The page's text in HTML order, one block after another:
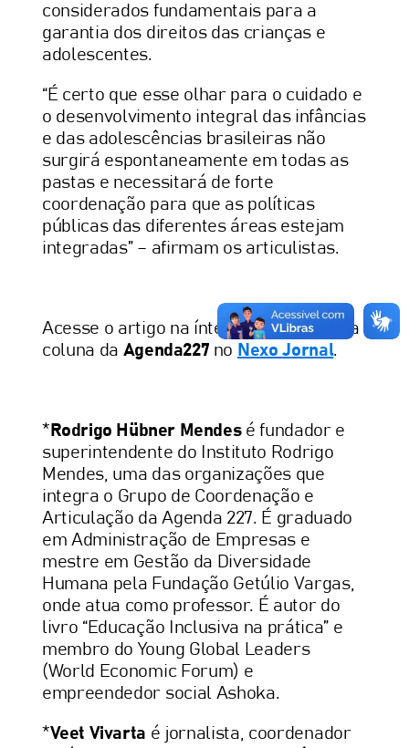
considerados fundamentais para a
garantia dos direitos das crianças e
adolescentes.
“É certo que esse olhar para o cuidado e
o desenvolvimento integral das infâncias
e das adolescências brasileiras não
surgirá espontaneamente em todas as
pastas e necessitará de forte
coordenação para que as políticas
públicas das diferentes áreas estejam
integradas” – afirmam os articulistas.
Acesse o artigo na íntegra disponível na
coluna da Agenda227 no Nexo Jornal.
* Rodrigo Hübner Mendesé fundador e
superintendente do Instituto Rodrigo
Mendes, uma das organizações que
integra o Grupo de Coordenação e
Articulação da Agenda 227. É graduado
em Administração de Empresas e
mestre em Gestão da Diversidade
Humana pela Fundação Getúlio Vargas,
onde atua como professor. É autor do
livro “Educação Inclusiva na prática” e
membro do Young Global Leaders
(World Economic Forum) e
empreendedor social Ashoka.
*Veet Vivarta é jornalista, coordenador